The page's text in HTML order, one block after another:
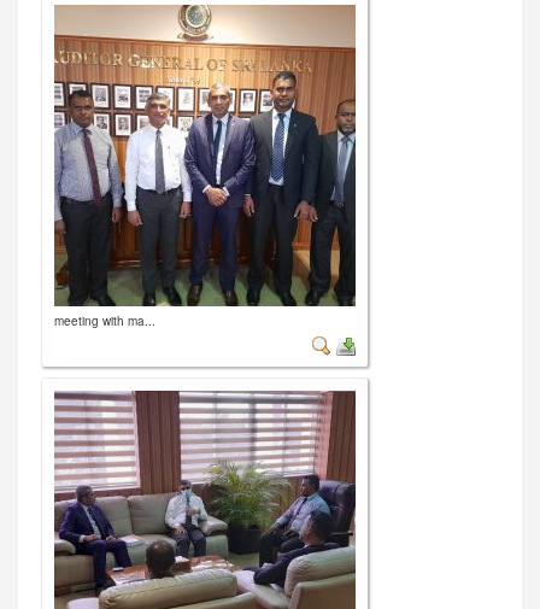
meeting with ma...